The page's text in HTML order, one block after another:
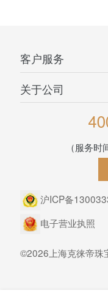
客户服务
关于公司
（服务
沪ICP备
电子营业执照
©2026上海克徕帝珠